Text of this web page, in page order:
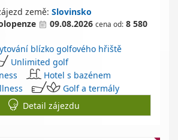
země: Slovinsko
09.08.2026 cena od: 8 580
blízko golfového hřiště
Unlimited golf
Hotel s bazénem
Golf a termály
Detail zájezdu